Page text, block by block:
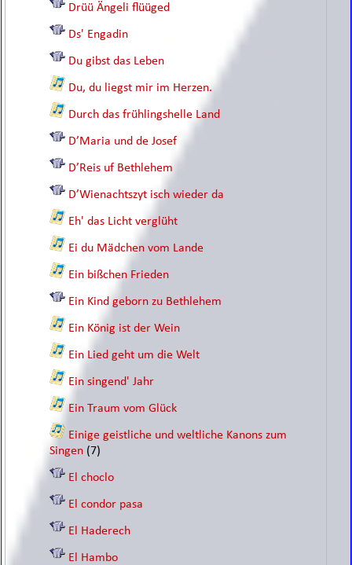
Drüü Ängeli flüüged
Ds' Engadin
Du gibst das Leben
Du, du liegst mir im Herzen.
Durch das frühlingshelle Land
D’Maria und de Josef
D’Reis uf Bethlehem
D’Wienachtszyt isch wieder da
Eh' das Licht verglüht
Ei du Mädchen vom Lande
Ein bißchen Frieden
Ein Kind geborn zu Bethlehem
Ein König ist der Wein
Ein Lied geht um die Welt
Ein singend' Jahr
Ein Traum vom Glück
Einige geistliche und weltliche Kanons zum
Singen (7)
El choclo
El condor pasa
El Haderech
El Hambo